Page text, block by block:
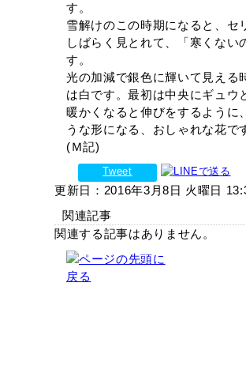
す。
雪解けのこの時期になると、セ
しばらく見とれて、「寒くない
す。
光の加減で銀色に輝いて見える
は白です。最初は中央にギュウ
暖かくなると伸びをするように
うな形になる、おしゃれな花で
(Ｍ記)
Tweet
更新日：2016年3月8日 火曜日
関連記事
関連する記事はありません。